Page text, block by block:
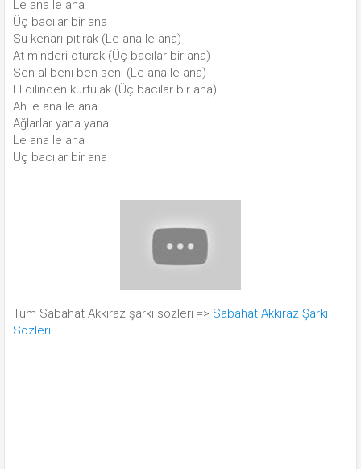
Le ana le ana
Üç bacılar bir ana
Su kenarı pıtırak (Le ana le ana)
At minderi oturak (Üç bacılar bir ana)
Sen al beni ben seni (Le ana le ana)
El dilinden kurtulak (Üç bacılar bir ana)
Ah le ana le ana
Ağlarlar yana yana
Le ana le ana
Üç bacılar bir ana
Tüm Sabahat Akkiraz şarkı sözleri => Sabahat Akkiraz Şarkı
Sözleri